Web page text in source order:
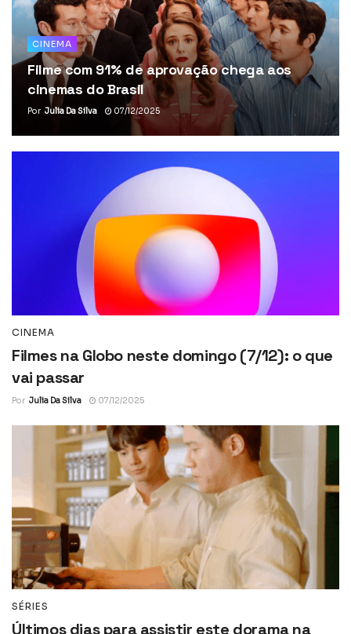
CINEMA
Filme com 91% de aprovação chega aos
cinemas do Brasil
Por Julia Da Silva 07/12/2025
CINEMA
Filmes na Globo neste domingo (7/12): o que
vai passar
Por Julia Da Silva 07/12/2025
SÉRIES
Últimos dias para assistir este dorama na